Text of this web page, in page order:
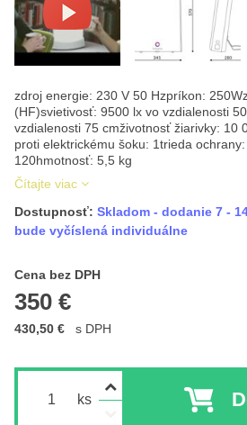
zdroj energie: 230 V 50 Hzpríkon:
(HF)svietivosť: 9500 lx vo vzdialenosti
vzdialenosti 75 cmživotnosť žiarivky: 10
proti elektrickému šoku: 1trieda
120hmotnosť: 5,5 kg
Čítajte viac
Dostupnosť: Skladom - dodanie 7 -
bude vyčíslená individuálne
Cena bez DPH
350 €
Cena s DPH
430,50 € s DPH
ks